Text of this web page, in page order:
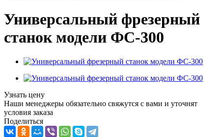
Универсальный фрезерный
станок модели ФС-300
Узнать цену
Наши менеджеры обязательно свяжутся с вами и уточнят
условия заказа
Поделиться